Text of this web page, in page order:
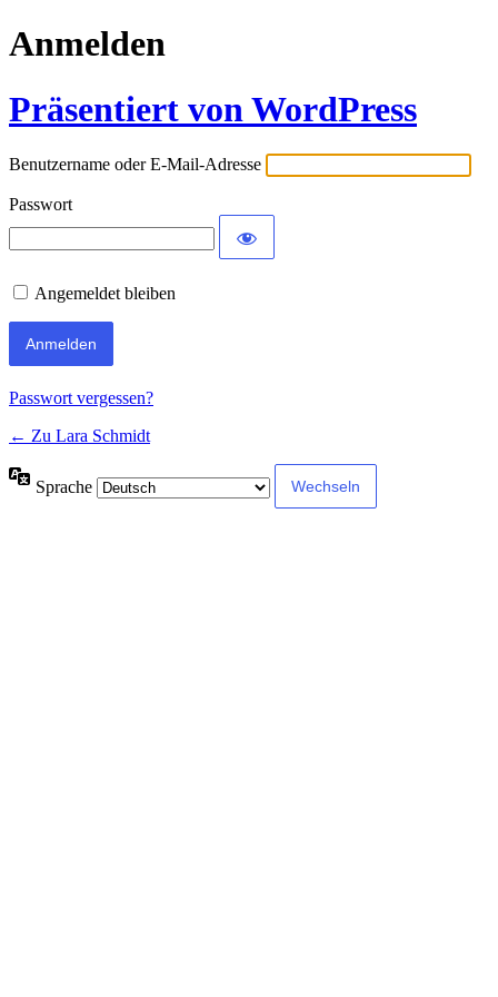
Anmelden
Präsentiert von WordPress
Benutzername oder E-Mail-Adresse
Passwort
Angemeldet bleiben
Passwort vergessen?
← Zu Lara Schmidt
Sprache